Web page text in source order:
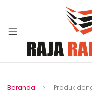
Beranda
Produk